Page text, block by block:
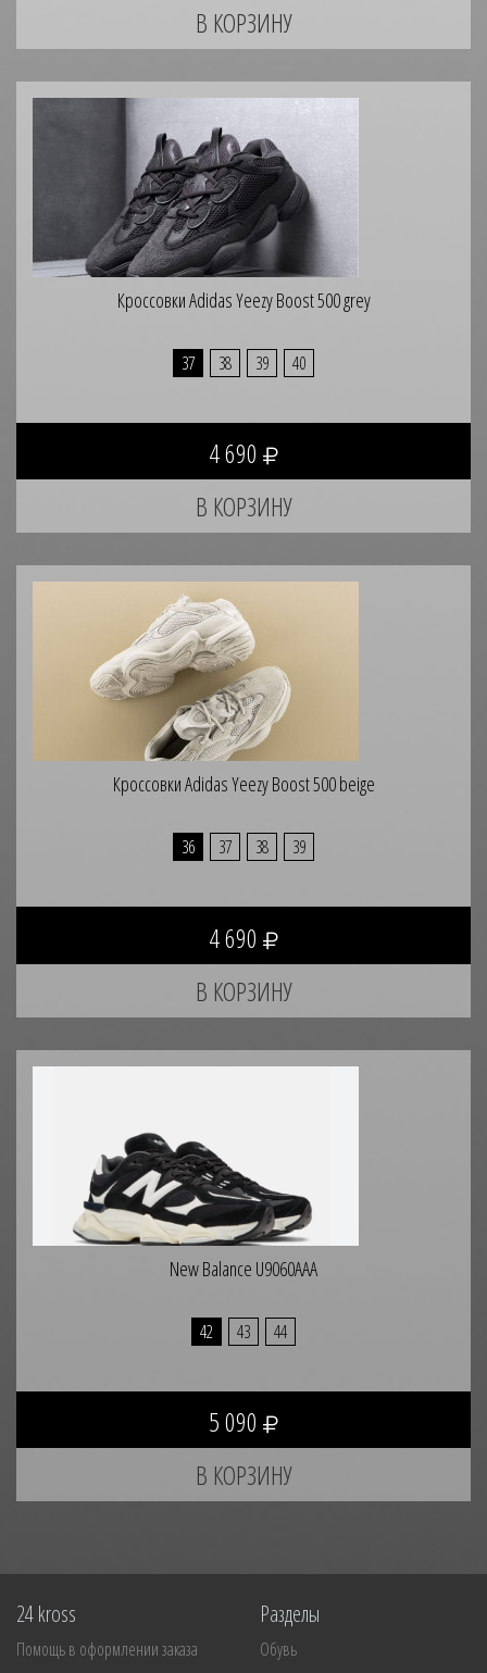
Кроссовки Adidas Yeezy Boost 500 grеy
37 38 39 40
4 690
Кроссовки Adidas Yeezy Boost 500 beige
36 37 38 39
4 690
New Balance U9060AAA
42 43 44
5 090
24 kross
Помощь в оформлении заказа
Разделы
Обувь